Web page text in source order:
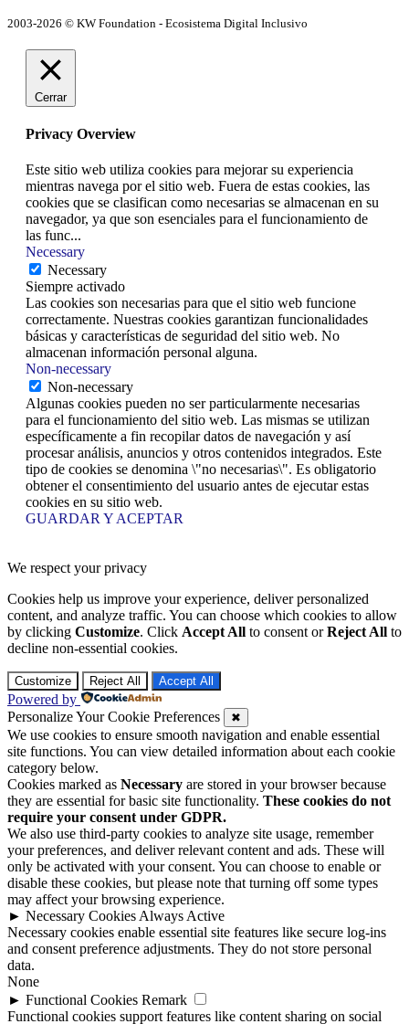
2003-2026 © KW Foundation - Ecosistema Digital Inclusivo
Cerrar
Privacy Overview
Este sitio web utiliza cookies para mejorar su experiencia
mientras navega por el sitio web. Fuera de estas cookies, las
cookies que se clasifican como necesarias se almacenan en su
navegador, ya que son esenciales para el funcionamiento de
las func...
Necessary
Necessary
Siempre activado
Las cookies son necesarias para que el sitio web funcione
correctamente. Nuestras cookies garantizan funcionalidades
básicas y características de seguridad del sitio web. No
almacenan información personal alguna.
Non-necessary
Non-necessary
Algunas cookies pueden no ser particularmente necesarias
para el funcionamiento del sitio web. Las mismas se utilizan
específicamente a fin recopilar datos de navegación y así
procesar análisis, anuncios y otros contenidos integrados. Este
tipo de cookies se denomina \"no necesarias\". Es obligatorio
obtener el consentimiento del usuario antes de ejecutar estas
cookies en su sitio web.
GUARDAR Y ACEPTAR
We respect your privacy
Cookies help us improve your experience, deliver personalized
content, and analyze traffic. You can choose which cookies to allow
by clicking Customize. Click Accept All to consent orReject All to
decline non-essential cookies.
Customize Reject All Accept All
Powered by
Personalize Your Cookie Preferences
✖
We use cookies to ensure smooth navigation and enable essential
site functions. You can view detailed information about each cookie
category below.
Cookies marked as Necessary are stored in your browser because
they are essential for basic site functionality. These cookies do not
require your consent under GDPR.
We also use third-party cookies to analyze site usage, remember
your preferences, and deliver relevant content and ads. These will
only be activated with your consent. You can choose to enable or
disable these cookies, but please note that turning off some types
may affect your browsing experience.
► Necessary Cookies Always Active
Necessary cookies enable essential site features like secure log-ins
and consent preference adjustments. They do not store personal
data.
None
► Functional Cookies Remark
Functional cookies support features like content sharing on social